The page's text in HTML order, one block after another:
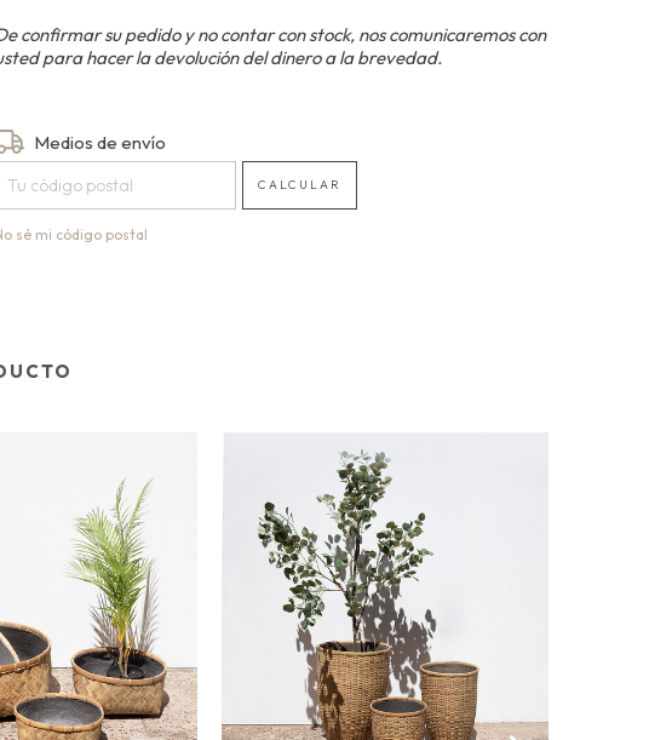
confirmar su pedido y no contar con stock, nos comunicaremos con
para hacer la devolución del dinero a la brevedad.
para el CP:
Medios de envío
CALCULAR
sé mi código postal